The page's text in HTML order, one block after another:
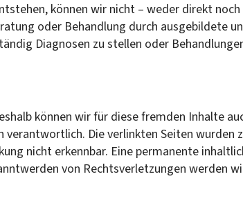
können wir nicht – weder direkt
oder Behandlung durch ausgebildete
Diagnosen zu stellen oder
können wir für diese fremden Inhalte
Die verlinkten Seiten wurden
nicht erkennbar. Eine permanente
von Rechtsverletzungen werden